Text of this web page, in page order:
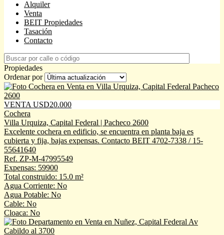
Alquiler
Venta
BEIT Propiedades
Tasación
Contacto
Propiedades
Ordenar por
VENTA USD20.000
Cochera
Villa Urquiza, Capital Federal | Pacheco 2600
Excelente cochera en edificio, se encuentra en planta baja es
cubierta y fija, bajas expensas. Contacto BEIT 4702-7338 / 15-
55641640
Ref. ZP-M-47995549
Expensas: 59900
Total construido: 15.0 m²
Agua Corriente: No
Agua Potable: No
Cable: No
Cloaca: No